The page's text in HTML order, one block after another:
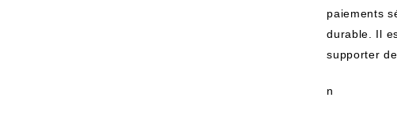
paiements
durable. Il
supporter
n